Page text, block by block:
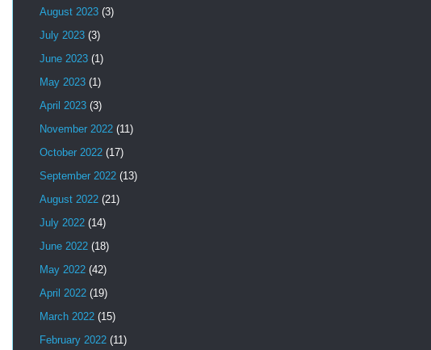
August 2023 (3)
July 2023 (3)
June 2023 (1)
May 2023 (1)
April 2023 (3)
November 2022 (11)
October 2022 (17)
September 2022 (13)
August 2022 (21)
July 2022 (14)
June 2022 (18)
May 2022 (42)
April 2022 (19)
March 2022 (15)
February 2022 (11)